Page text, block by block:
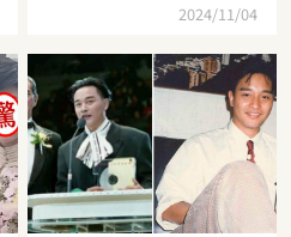
2024/11/04